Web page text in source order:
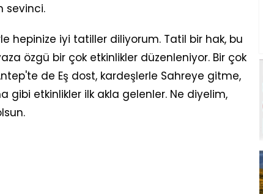
sevinci.
hepinize iyi tatiller diliyorum. Tatil bir hak, bu
yaza özgü bir çok etkinlikler düzenleniyor. Bir çok
de Eş dost, kardeşlerle Sahreye gitme,
gibi etkinlikler ilk akla gelenler. Ne diyelim,